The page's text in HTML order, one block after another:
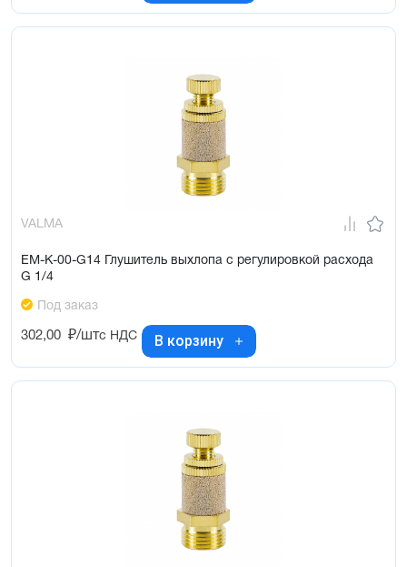
VALMA
EM-K-00-G14 Глушитель выхлопа с регулировкой расхода
G 1/4
Под заказ
302,00 ₽/штс НДС В корзину